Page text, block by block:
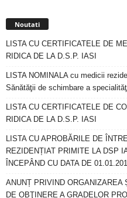
Noutati
LISTA CU CERTIFICATELE DE
RIDICA DE LA D.S.P. IASI
LISTA NOMINALA cu medicii
Sănătăţii de schimbare a
LISTA CU CERTIFICATELE DE
RIDICA DE LA D.S.P. IASI
LISTA CU APROBĂRILE DE
REZIDENȚIAT PRIMITE LA DSP
ÎNCEPÂND CU DATA DE
ANUNȚ PRIVIND ORGANIZAREA
DE OBŢINERE A GRADELOR